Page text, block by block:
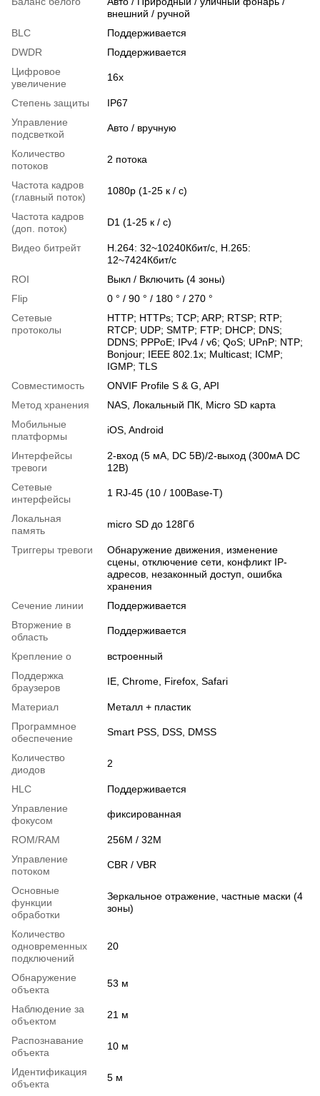
внешний / ручной
BLC
Поддерживается
DWDR
Поддерживается
Цифровое
увеличение
16x
Степень защиты
IP67
Управление
подсветкой
Авто / вручную
Количество
потоков
2 потока
Частота кадров
(главный поток)
1080p (1-25 к / с)
Частота кадров
(доп. поток)
D1 (1-25 к / с)
Видео битрейт
H.264: 32~10240Кбит/с, H.265:
12~7424Кбит/с
ROI
Выкл / Включить (4 зоны)
Flip
0 ° / 90 ° / 180 ° / 270 °
Сетевые
протоколы
HTTP; HTTPs; TCP; ARP; RTSP; RTP;
RTCP; UDP; SMTP; FTP; DHCP; DNS;
DDNS; PPPoE; IPv4 / v6; QoS; UPnP; NTP;
Bonjour; IEEE 802.1x; Multicast; ICMP;
IGMP; TLS
Совместимость
ONVIF Profile S & G, API
Метод хранения
NAS, Локальный ПК, Micro SD карта
Мобильные
платформы
iOS, Android
Интерфейсы
тревоги
2-вход (5 мA, DC 5В)/2-выход (300мА DC
12В)
Сетевые
интерфейсы
1 RJ-45 (10 / 100Base-T)
Локальная
память
micro SD до 128Гб
Триггеры тревоги
Обнаружение движения, изменение
сцены, отключение сети, конфликт IP-
адресов, незаконный доступ, ошибка
хранения
Сечение линии
Поддерживается
Вторжение в
область
Поддерживается
Крепление о
встроенный
Поддержка
браузеров
IE, Chrome, Firefox, Safari
Материал
Металл + пластик
Программное
обеспечение
Smart PSS, DSS, DMSS
Количество
диодов
2
HLC
Поддерживается
Управление
фокусом
фиксированная
ROM/RAM
256M / 32M
Управление
потоком
CBR / VBR
Основные
функции
обработки
Зеркальное отражение, частные маски (4
зоны)
Количество
одновременных
подключений
20
Обнаружение
объекта
53 м
Наблюдение за
объектом
21 м
Распознавание
объекта
10 м
Идентификация
объекта
5 м